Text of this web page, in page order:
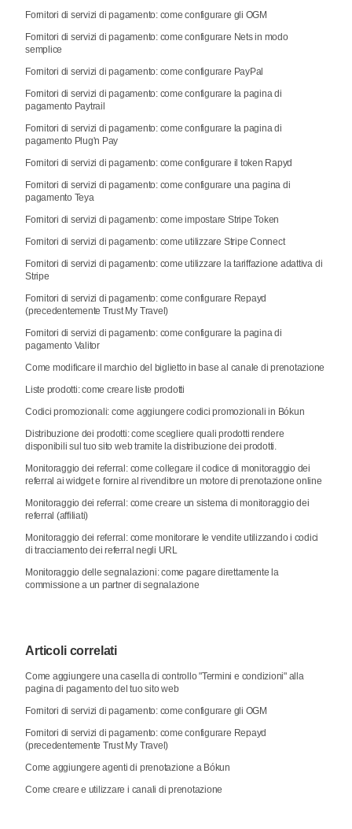
Fornitori di servizi di pagamento: come configurare gli OGM
Fornitori di servizi di pagamento: come configurare Nets in modo
semplice
Fornitori di servizi di pagamento: come configurare PayPal
Fornitori di servizi di pagamento: come configurare la pagina di
pagamento Paytrail
Fornitori di servizi di pagamento: come configurare la pagina di
pagamento Plug'n Pay
Fornitori di servizi di pagamento: come configurare il token Rapyd
Fornitori di servizi di pagamento: come configurare una pagina di
pagamento Teya
Fornitori di servizi di pagamento: come impostare Stripe Token
Fornitori di servizi di pagamento: come utilizzare Stripe Connect
Fornitori di servizi di pagamento: come utilizzare la tariffazione adattiva di
Stripe
Fornitori di servizi di pagamento: come configurare Repayd
(precedentemente Trust My Travel)
Fornitori di servizi di pagamento: come configurare la pagina di
pagamento Valitor
Come modificare il marchio del biglietto in base al canale di prenotazione
Liste prodotti: come creare liste prodotti
Codici promozionali: come aggiungere codici promozionali in Bókun
Distribuzione dei prodotti: come scegliere quali prodotti rendere
disponibili sul tuo sito web tramite la distribuzione dei prodotti.
Monitoraggio dei referral: come collegare il codice di monitoraggio dei
referral ai widget e fornire al rivenditore un motore di prenotazione online
Monitoraggio dei referral: come creare un sistema di monitoraggio dei
referral (affiliati)
Monitoraggio dei referral: come monitorare le vendite utilizzando i codici
di tracciamento dei referral negli URL
Monitoraggio delle segnalazioni: come pagare direttamente la
commissione a un partner di segnalazione
Articoli correlati
Come aggiungere una casella di controllo "Termini e condizioni" alla
pagina di pagamento del tuo sito web
Fornitori di servizi di pagamento: come configurare gli OGM
Fornitori di servizi di pagamento: come configurare Repayd
(precedentemente Trust My Travel)
Come aggiungere agenti di prenotazione a Bókun
Come creare e utilizzare i canali di prenotazione